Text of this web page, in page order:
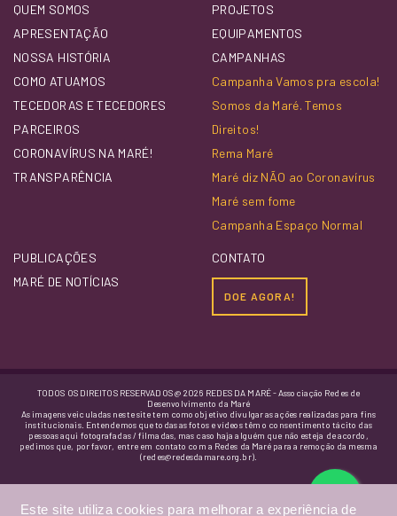
QUEM SOMOS
APRESENTAÇÃO
NOSSA HISTÓRIA
COMO ATUAMOS
TECEDORAS E TECEDORES
PARCEIROS
CORONAVÍRUS NA MARÉ!
TRANSPARÊNCIA
PROJETOS
EQUIPAMENTOS
CAMPANHAS
Campanha Vamos pra escola!
Somos da Maré. Temos
Direitos!
Rema Maré
Maré diz NÃO ao Coronavírus
Maré sem fome
Campanha Espaço Normal
PUBLICAÇÕES
MARÉ DE NOTÍCIAS
CONTATO
DOE AGORA!
TODOS OS DIREITOS RESERVADOS @ 2026 REDES DA MARÉ - Associação Redes de
Desenvolvimento da Maré
As imagens veiculadas neste site tem como objetivo divulgar as ações realizadas para fins
institucionais. Entendemos que todas as fotos e vídeos têm o consentimento tácito das
pessoas aqui fotografadas / filmadas, mas caso haja alguém que não esteja de acordo,
pedimos que, por favor, entre em contato com a Redes da Maré para a remoção da mesma
(redes@redesdamare.org.br).
Este site utiliza cookies para melhorar a experiência de